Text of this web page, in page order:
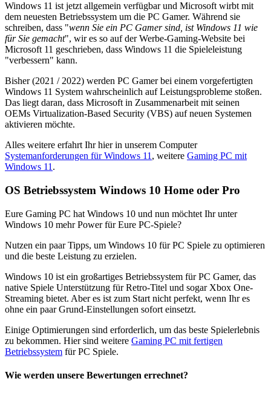
Windows 11 ist jetzt allgemein verfügbar und Microsoft wirbt mit
dem neuesten Betriebssystem um die PC Gamer. Während sie
schreiben, dass "wenn Sie ein PC Gamer sind, ist Windows 11 wie
für Sie gemacht", wir es so auf der Werbe-Gaming-Website bei
Microsoft 11 geschrieben, dass Windows 11 die Spieleleistung
"verbessern" kann.
Bisher (2021 / 2022) werden PC Gamer bei einem vorgefertigten
Windows 11 System wahrscheinlich auf Leistungsprobleme stoßen.
Das liegt daran, dass Microsoft in Zusammenarbeit mit seinen
OEMs Virtualization-Based Security (VBS) auf neuen Systemen
aktivieren möchte.
Alles weitere erfahrt Ihr hier in unserem Computer
Systemanforderungen für Windows 11, weitere Gaming PC mit
Windows 11.
OS Betriebssystem Windows 10 Home oder Pro
Eure Gaming PC hat Windows 10 und nun möchtet Ihr unter
Windows 10 mehr Power für Eure PC-Spiele?
Nutzen ein paar Tipps, um Windows 10 für PC Spiele zu optimieren
und die beste Leistung zu erzielen.
Windows 10 ist ein großartiges Betriebssystem für PC Gamer, das
native Spiele Unterstützung für Retro-Titel und sogar Xbox One-
Streaming bietet. Aber es ist zum Start nicht perfekt, wenn Ihr es
ohne ein paar Grund-Einstellungen sofort einsetzt.
Einige Optimierungen sind erforderlich, um das beste Spielerlebnis
zu bekommen. Hier sind weitere Gaming PC mit fertigen
Betriebssystem für PC Spiele.
Wie werden unsere Bewertungen errechnet?